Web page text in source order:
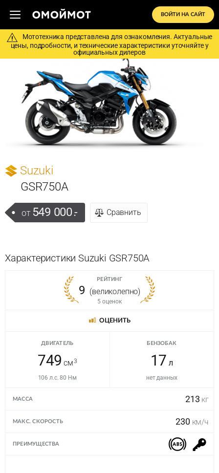
Мототехника представлена для ознакомления. Актуальные
цены, подробности, и технические характеристики уточняйте у
официальных дилеров
ВОЙТИ НА САЙТ
Suzuki
GSR750A
от 549 000.- Сравнить
Характеристики Suzuki GSR750A
РЕЙТИНГ
9 (великолепно)
5 оценок
ОЦЕНИТЬ
ДВИГАТЕЛЬ
749 см3
106 л.с. 80 Нм
БЕНЗОБАК
17 л
нет данных
МАССА 213 кг
МАКС. СКОРОСТЬ 230 км/ч
ПРЕИМУЩЕСТВА